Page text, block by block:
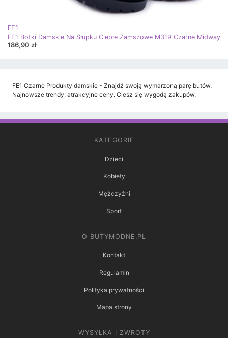
FE1
FE1 Botki Damskie Na Słupku Ciepłe Zamszowe M319 Czarne Midway
186,90 zł
FE1 Czarne Produkty damskie - Znajdź swoją wymarzoną parę butów.
Najnowsze trendy, atrakcyjne ceny. Ciesz się wygodą zakupów.
KATEGORIE
Dzieci
Kobiety
Mężczyźni
Sport
O BUTYMODNE.PL
Kontakt
Regulamin
Polityka prywatności
Mapa strony
WYSYŁKA I ZWROTY